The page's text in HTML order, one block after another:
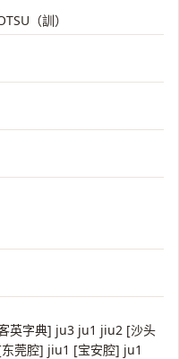
（訓）
英字典] ju3 ju1 jiu2 [沙头
莞腔] jiu1 [宝安腔] ju1